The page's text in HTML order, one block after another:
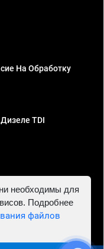
На Обработку
TDI
781302555843,
необходимы для
Подробнее
файлов